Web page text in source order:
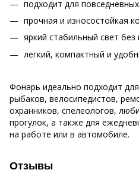
подходит для
прочная и износостойкая
яркий стабильный свет без
легкий, компактный и
Фонарь идеально подходит
рыбаков, велосипедистов,
охранников, спелеологов,
прогулок, а также для
на работе или в автомобиле.
Отзывы